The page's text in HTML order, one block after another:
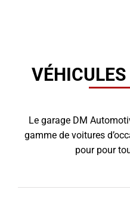
VÉHICULES
Le garage DM
gamme de voitures
pour pour